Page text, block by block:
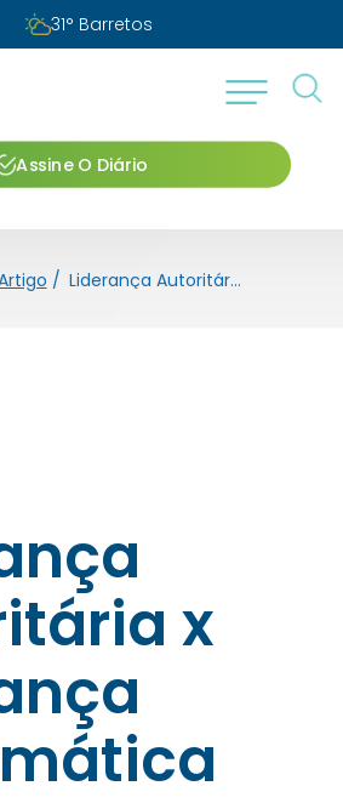
31° Barretos
Assine O Diário
/ Liderança Autoritária x Liderança Carismática
x